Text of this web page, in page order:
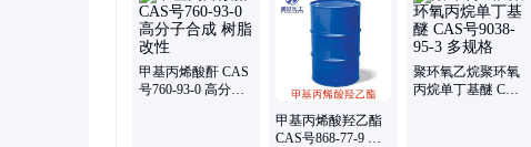
异丁咪唑啉盐酸盐、N-乙酰己内酰胺、硅烷偶联剂、双马来酰亚胺、
马来酸酯、缩水甘油酯、缩水甘油醚、甲基咪唑、N-异丙基丙烯酰
胺、金属萃取剂
甲基丙烯酸酐 CAS
号760-93-0 高分子
甲基丙烯酸羟乙酯
CAS号868-77-9 树
聚环氧乙烷聚环氧
丙烷单丁基醚 CAS